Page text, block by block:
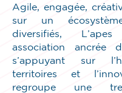
Agile, engagée,
sur un
diversifiés,
association ancrée
s’appuyant sur
territoires et
regroupe une